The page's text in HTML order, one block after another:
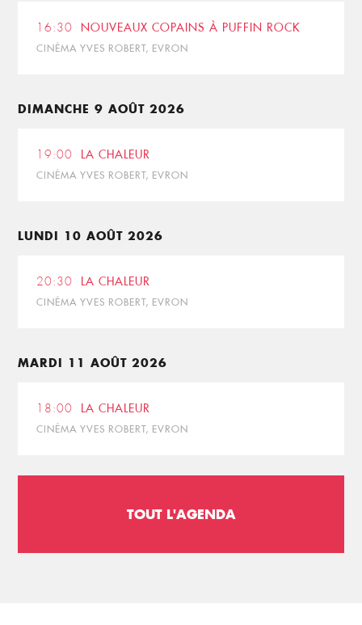
16:30 NOUVEAUX COPAINS À PUFFIN ROCK
CINÉMA YVES ROBERT, EVRON
DIMANCHE 9 AOÛT 2026
19:00 LA CHALEUR
CINÉMA YVES ROBERT, EVRON
LUNDI 10 AOÛT 2026
20:30 LA CHALEUR
CINÉMA YVES ROBERT, EVRON
MARDI 11 AOÛT 2026
18:00 LA CHALEUR
CINÉMA YVES ROBERT, EVRON
TOUT L'AGENDA